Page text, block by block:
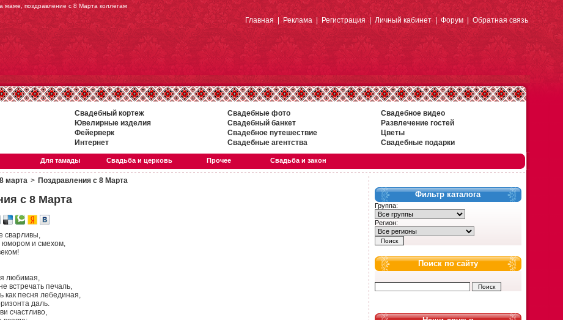
маме, поздравление с 8 Марта коллегам
Главная|Реклама|Регистрация| Личный кабинет|Форум| Обратная связь
Свадебный кортеж Свадебные фото
Свадебное видео
Ювелирные изделия Свадебный банкет
Развлечение гостей
Фейерверк Свадебное путешествие
Цветы
Интернет Свадебные агентства Свадебные подарки
Для тамады Свадьба и церковь Прочее Свадьба и закон
марта > Поздравления с 8 Марта
с 8 Марта
сварливы,
юмором и смехом,
любимая,
встречать печаль,
как песня лебединая,
даль.
счастливо,
Фильтр каталога
Группа:
Регион:
Поиск по сайту